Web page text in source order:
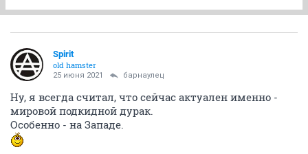
Spirit
old hamster
25 июня 2021 барнаулец
Ну, я всегда считал, что сейчас актуален именно -
мировой подкидной дурак.
Особенно - на Западе.